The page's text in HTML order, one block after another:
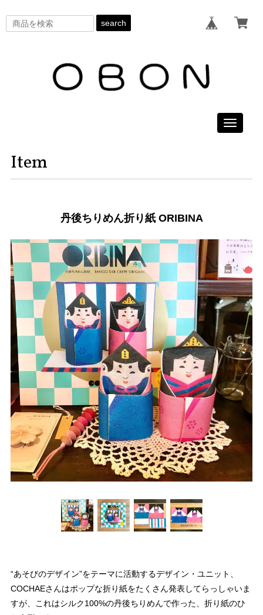
search
Toggle
Item
丹後ちりめん折り紙 ORIBINA
“あそびのデザイン”をテーマに活動するデザイン・ユニット、
COCHAEさんはポップな折り紙をたくさん発表してらっしゃいま
すが、これはシルク100%の丹後ちりめんで作った、折り紙のひ